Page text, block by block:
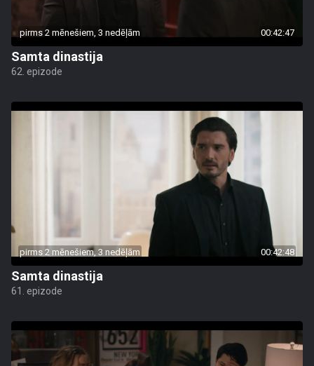
pirms 2 mēnešiem, 3 nedēļām 00:42:47
Samta dinastija
62. epizode
pirms 2 mēnešiem, 3 nedēļām 00:42:48
Samta dinastija
61. epizode